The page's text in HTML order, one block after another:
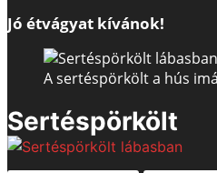
Jó étvágyat kívánok!
A sertéspörkölt a hús
Sertéspörkölt